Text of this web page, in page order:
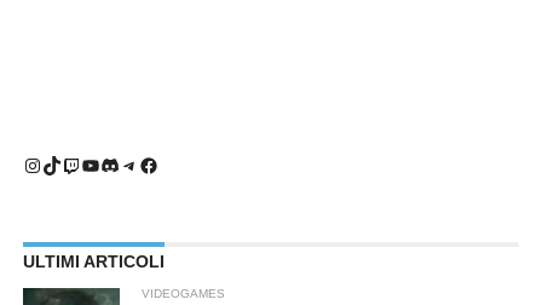
Instagram
TikTok
Twitch
YouTube
Discord
Telegram
Facebook
ULTIMI ARTICOLI
VIDEOGAMES